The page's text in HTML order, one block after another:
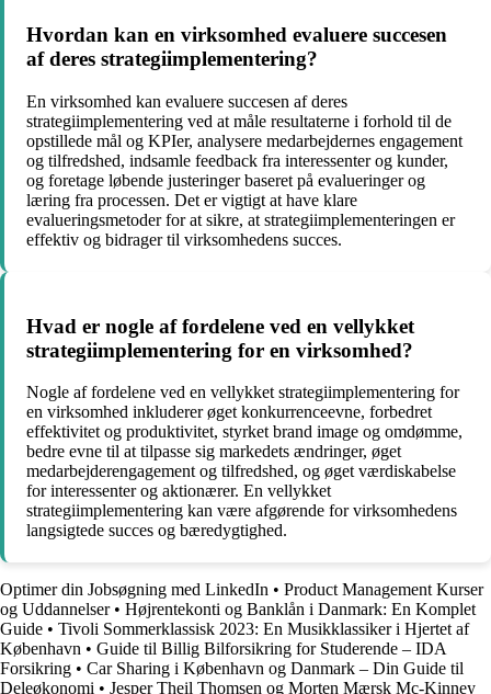
Hvordan kan en virksomhed evaluere succesen
af deres strategiimplementering?
En virksomhed kan evaluere succesen af deres
strategiimplementering ved at måle resultaterne i forhold til de
opstillede mål og KPIer, analysere medarbejdernes engagement
og tilfredshed, indsamle feedback fra interessenter og kunder,
og foretage løbende justeringer baseret på evalueringer og
læring fra processen. Det er vigtigt at have klare
evalueringsmetoder for at sikre, at strategiimplementeringen er
effektiv og bidrager til virksomhedens succes.
Hvad er nogle af fordelene ved en vellykket
strategiimplementering for en virksomhed?
Nogle af fordelene ved en vellykket strategiimplementering for
en virksomhed inkluderer øget konkurrenceevne, forbedret
effektivitet og produktivitet, styrket brand image og omdømme,
bedre evne til at tilpasse sig markedets ændringer, øget
medarbejderengagement og tilfredshed, og øget værdiskabelse
for interessenter og aktionærer. En vellykket
strategiimplementering kan være afgørende for virksomhedens
langsigtede succes og bæredygtighed.
Optimer din Jobsøgning med LinkedIn • Product Management Kurser
og Uddannelser• Højrentekonti og Banklån i Danmark: En Komplet
Guide • Tivoli Sommerklassisk 2023: En Musikklassiker i Hjertet af
København • Guide til Billig Bilforsikring for Studerende – IDA
Forsikring • Car Sharing i København og Danmark – Din Guide til
Deleøkonomi • Jesper Theil Thomsen og Morten Mærsk Mc-Kinney